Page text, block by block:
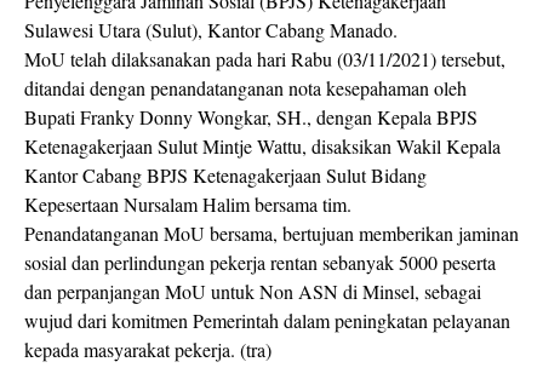
Sulawesi Utara (Sulut), Kantor Cabang Manado.
MoU telah dilaksanakan pada hari Rabu (03/11/2021) tersebut,
ditandai dengan penandatanganan nota kesepahaman oleh
Bupati Franky Donny Wongkar, SH., dengan Kepala BPJS
Ketenagakerjaan Sulut Mintje Wattu, disaksikan Wakil Kepala
Kantor Cabang BPJS Ketenagakerjaan Sulut Bidang
Kepesertaan Nursalam Halim bersama tim.
Penandatanganan MoU bersama, bertujuan memberikan jaminan
sosial dan perlindungan pekerja rentan sebanyak 5000 peserta
dan perpanjangan MoU untuk Non ASN di Minsel, sebagai
wujud dari komitmen Pemerintah dalam peningkatan pelayanan
kepada masyarakat pekerja. (tra)